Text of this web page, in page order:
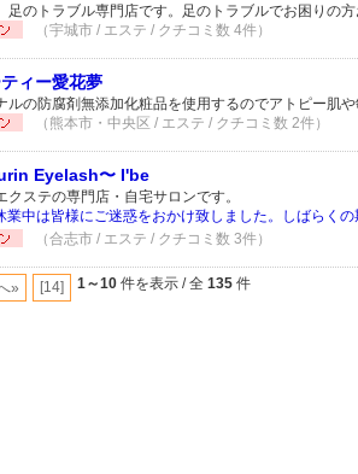
足のトラブル専門店です。足のトラブルでお困りの
（宇城市 / エステ / クチコミ数 4件）
ィー愛花夢
ルの防腐剤無添加化粧品を使用するのでアトピー肌
（熊本市・中央区 / エステ / クチコミ数 2件）
Eyelash〜 I'be
クステの専門店・自宅サロンです。
業中は皆様にご迷惑をおかけ致しました。しばらく
（合志市 / エステ / クチコミ数 3件）
» [14] 1～10 件を表示 / 全 135 件